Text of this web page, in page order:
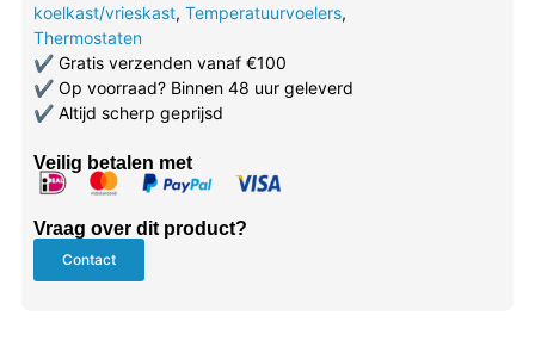
koelkast/vrieskast, Temperatuurvoelers,
Thermostaten
✔Gratis verzenden vanaf €100
✔Op voorraad? Binnen 48 uur geleverd
✔Altijd scherp geprijsd
Veilig betalen met
Vraag over dit product?
Contact